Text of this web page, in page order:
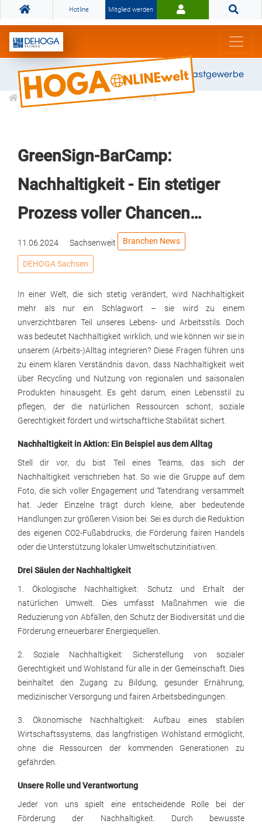
Hotline Mitglied werden
Gemeinsam stark für das Gastgewerbe
Informationen Branchen News
GreenSign-BarCamp:
Nachhaltigkeit - Ein stetiger
Prozess voller Chancen…
11.06.2024 Sachsenweit Branchen News
DEHOGA Sachsen
In einer Welt, die sich stetig verändert, wird Nachhaltigkeit
mehr als nur ein Schlagwort – sie wird zu einem
unverzichtbaren Teil unseres Lebens- und Arbeitsstils. Doch
was bedeutet Nachhaltigkeit wirklich, und wie können wir sie in
unserem (Arbeits-)Alltag integrieren? Diese Fragen führen uns
zu einem klaren Verständnis davon, dass Nachhaltigkeit weit
über Recycling und Nutzung von regionalen und saisonalen
Produkten hinausgeht. Es geht darum, einen Lebensstil zu
pflegen, der die natürlichen Ressourcen schont, soziale
Gerechtigkeit fördert und wirtschaftliche Stabilität sichert.
Nachhaltigkeit in Aktion: Ein Beispiel aus dem Alltag
Stell dir vor, du bist Teil eines Teams, das sich der
Nachhaltigkeit verschrieben hat. So wie die Gruppe auf dem
Foto, die sich voller Engagement und Tatendrang versammelt
hat. Jeder Einzelne trägt durch kleine, aber bedeutende
Handlungen zur größeren Vision bei: Sei es durch die Reduktion
des eigenen CO2-Fußabdrucks, die Förderung fairen Handels
oder die Unterstützung lokaler Umweltschutzinitiativen.
Drei Säulen der Nachhaltigkeit
1. Ökologische Nachhaltigkeit: Schutz und Erhalt der
natürlichen Umwelt. Dies umfasst Maßnahmen wie die
Reduzierung von Abfällen, den Schutz der Biodiversität und die
Förderung erneuerbarer Energiequellen.
2. Soziale Nachhaltigkeit: Sicherstellung von sozialer
Gerechtigkeit und Wohlstand für alle in der Gemeinschaft. Dies
beinhaltet den Zugang zu Bildung, gesunder Ernährung,
medizinischer Versorgung und fairen Arbeitsbedingungen.
3. Ökonomische Nachhaltigkeit: Aufbau eines stabilen
Wirtschaftssystems, das langfristigen Wohlstand ermöglicht,
ohne die Ressourcen der kommenden Generationen zu
gefährden.
Unsere Rolle und Verantwortung
Jeder von uns spielt eine entscheidende Rolle bei der
Förderung der Nachhaltigkeit. Durch bewusste